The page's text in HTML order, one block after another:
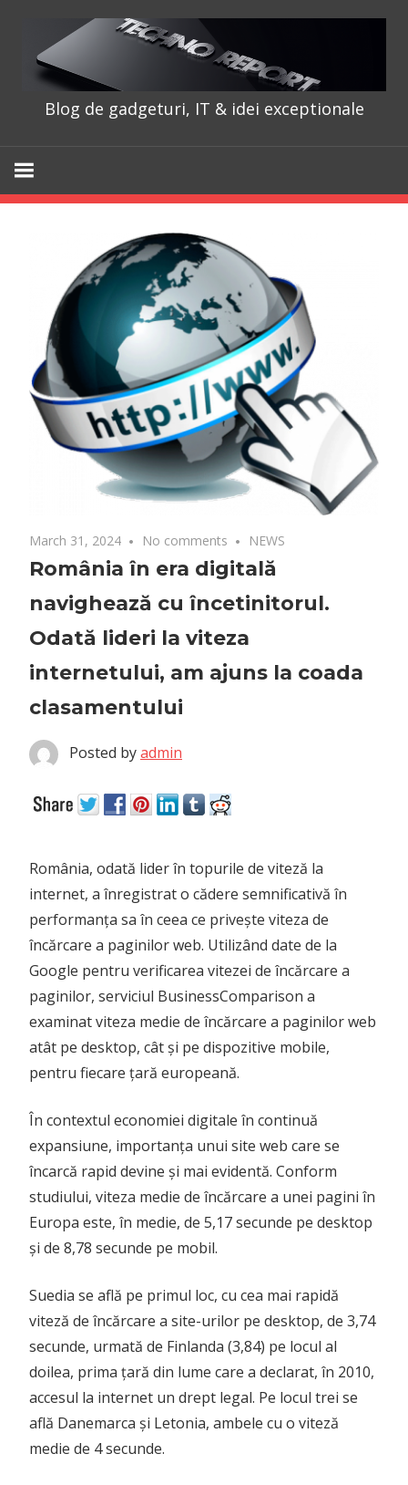
content
Blog de gadgeturi, IT & idei exceptionale
March 31, 2024 No comments NEWS
România în era digitală
navighează cu încetinitorul.
Odată lideri la viteza
internetului, am ajuns la coada
clasamentului
Posted byadmin
România, odată lider în topurile de viteză la
internet, a înregistrat o cădere semnificativă în
performanța sa în ceea ce privește viteza de
încărcare a paginilor web. Utilizând date de la
Google pentru verificarea vitezei de încărcare a
paginilor, serviciul BusinessComparison a
examinat viteza medie de încărcare a paginilor web
atât pe desktop, cât și pe dispozitive mobile,
pentru fiecare țară europeană.
În contextul economiei digitale în continuă
expansiune, importanța unui site web care se
încarcă rapid devine și mai evidentă. Conform
studiului, viteza medie de încărcare a unei pagini în
Europa este, în medie, de 5,17 secunde pe desktop
și de 8,78 secunde pe mobil.
Suedia se află pe primul loc, cu cea mai rapidă
viteză de încărcare a site-urilor pe desktop, de 3,74
secunde, urmată de Finlanda (3,84) pe locul al
doilea, prima țară din lume care a declarat, în 2010,
accesul la internet un drept legal. Pe locul trei se
află Danemarca și Letonia, ambele cu o viteză
medie de 4 secunde.